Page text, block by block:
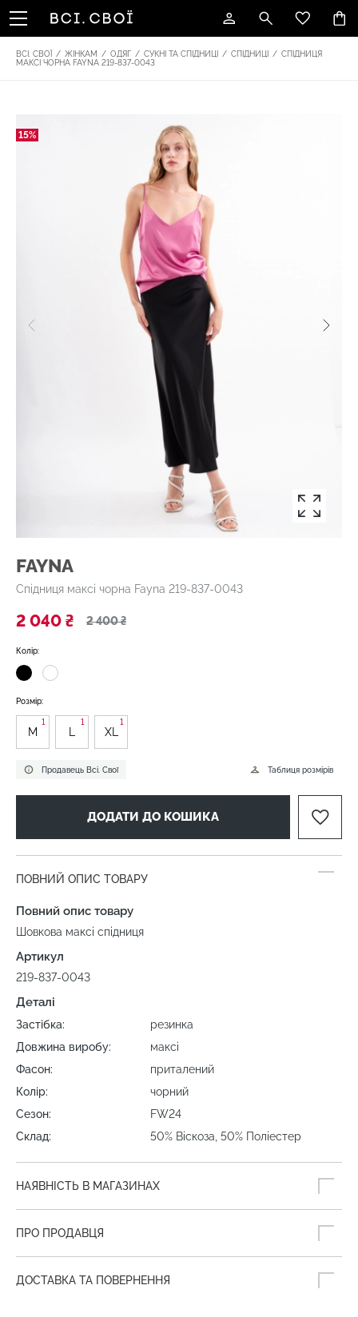
ВСІ. СВОЇ / ЖІНКАМ / ОДЯГ / СУКНІ ТА СПІДНИЦІ / СПІДНИЦІ / СПІДНИЦЯ
МАКСІ ЧОРНА FAYNA 219-837-0043
15%
FAYNA
Спідниця максі чорна Fayna 219-837-0043
2 040 ₴ 2 400 ₴
Продавець Всі. Свої
Колір:
Таблиця розмірів
Розмір:
M
1
L
1
XL
1
ДОДАТИ ДО КОШИКА
ПОВНИЙ ОПИС ТОВАРУ
Повний опис товару
Шовкова максі спідниця
Артикул
219-837-0043
Деталі
Застібка:
резинка
Довжина виробу:
максі
Фасон:
приталений
Колір:
чорний
Сезон:
FW24
Склад:
50% Віскоза, 50% Поліестер
НАЯВНІСТЬ В МАГАЗИНАХ
ПРО ПРОДАВЦЯ
ДОСТАВКА ТА ПОВЕРНЕННЯ